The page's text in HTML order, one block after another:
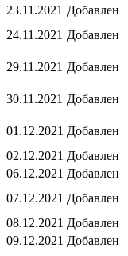
23.11.2021 Добавлен
24.11.2021 Добавлен
29.11.2021 Добавлен
30.11.2021 Добавлен
01.12.2021 Добавлен
02.12.2021 Добавлен
06.12.2021 Добавлен
07.12.2021 Добавлен
08.12.2021 Добавлен
09.12.2021 Добавлен